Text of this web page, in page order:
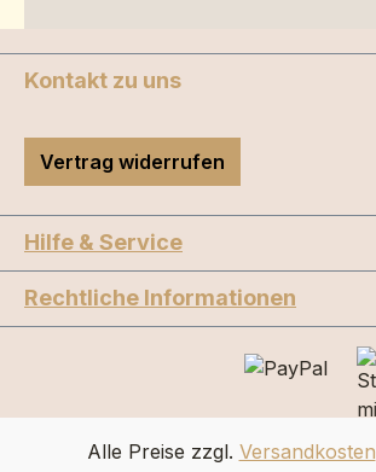
Kontakt zu uns
Vertrag widerrufen
Hilfe & Service
Rechtliche Informationen
Alle Preise zzgl. Versandkosten